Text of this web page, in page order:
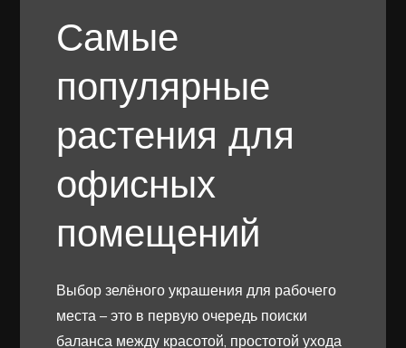
Самые
популярные
растения для
офисных
помещений
Выбор зелёного украшения для рабочего
места – это в первую очередь поиски
баланса между красотой, простотой ухода